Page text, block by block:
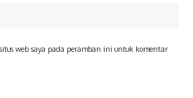
web saya pada peramban ini untuk komentar